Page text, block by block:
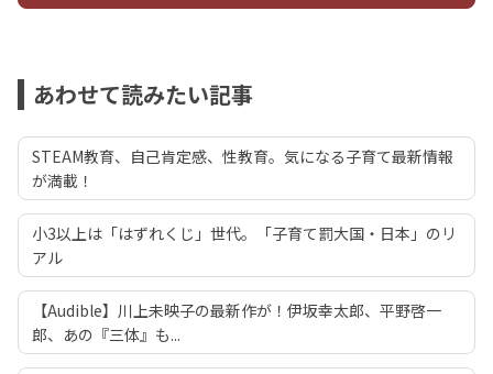
あわせて読みたい記事
STEAM教育、自己肯定感、性教育。気になる子育て最新情報
が満載！
小3以上は「はずれくじ」世代。「子育て罰大国・日本」のリ
アル
【Audible】川上未映子の最新作が！伊坂幸太郎、平野啓一
郎、あの『三体』も...